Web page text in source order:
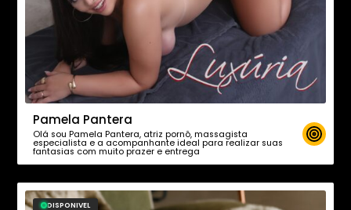
Pamela Pantera
Olá sou Pamela Pantera, atriz pornô, massagista
especialista e a acompanhante ideal para realizar suas
fantasias com muito prazer e entrega
DISPONIVEL